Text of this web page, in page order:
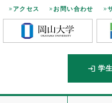
アクセス お問い合わせ
学